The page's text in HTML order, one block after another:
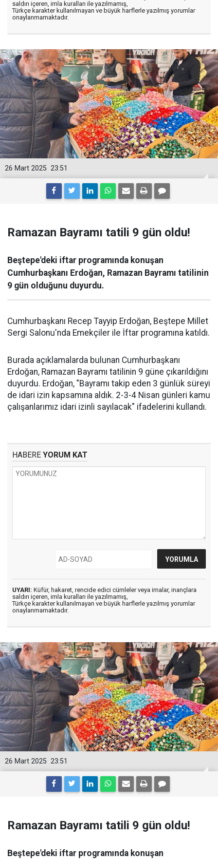
saldırı içeren, imla kuralları ile yazılmamış,
Türkçe karakter kullanılmayan ve büyük harflerle yazılmış yorumlar
onaylanmamaktadır.
23:51
26 Mart 2025
Ramazan Bayramı tatili 9 gün oldu!
Beştepe'deki iftar programında konuşan
Cumhurbaşkanı Erdoğan, Ramazan Bayramı tatilinin
9 gün olduğunu duyurdu.
Cumhurbaşkanı Recep Tayyip Erdoğan, Beştepe Millet
Sergi Salonu'nda Emekçiler ile İftar programına katıldı.
Burada açıklamalarda bulunan Cumhurbaşkanı
Erdoğan, Ramazan Bayramı tatilinin 9 güne çıkarıldığını
duyurdu. Erdoğan, "Bayramı takip eden 3 günlük süreyi
de idari izin kapsamına aldık. 2-3-4 Nisan günleri kamu
çalışanlarımız idari izinli sayılacak" ifadelerini kullandı.
HABERE YORUM KAT
UYARI: Küfür, hakaret, rencide edici cümleler veya imalar, inançlara
saldırı içeren, imla kuralları ile yazılmamış,
Türkçe karakter kullanılmayan ve büyük harflerle yazılmış yorumlar
onaylanmamaktadır.
23:51
26 Mart 2025
Ramazan Bayramı tatili 9 gün oldu!
Beştepe'deki iftar programında konuşan